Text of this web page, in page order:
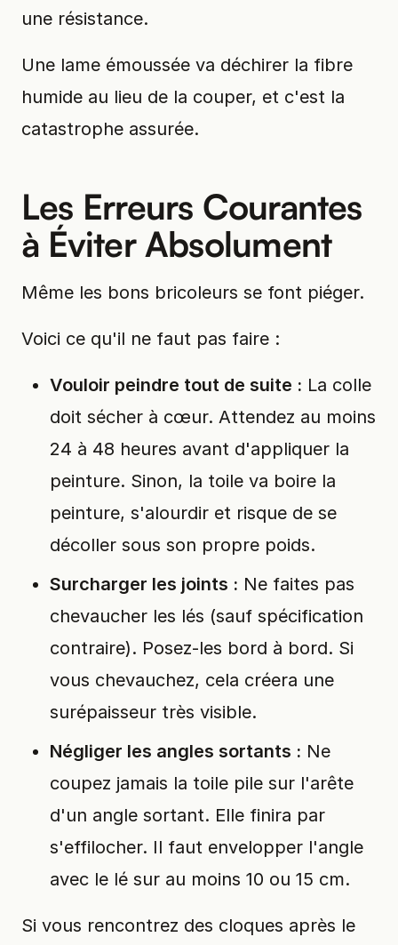
une résistance.
Une lame émoussée va déchirer la fibre
humide au lieu de la couper, et c'est la
catastrophe assurée.
Les Erreurs Courantes
à Éviter Absolument
Même les bons bricoleurs se font piéger.
Voici ce qu'il ne faut pas faire :
Vouloir peindre tout de suite : La colle
doit sécher à cœur. Attendez au moins
24 à 48 heures avant d'appliquer la
peinture. Sinon, la toile va boire la
peinture, s'alourdir et risque de se
décoller sous son propre poids.
Surcharger les joints : Ne faites pas
chevaucher les lés (sauf spécification
contraire). Posez-les bord à bord. Si
vous chevauchez, cela créera une
surépaisseur très visible.
Négliger les angles sortants : Ne
coupez jamais la toile pile sur l'arête
d'un angle sortant. Elle finira par
s'effilocher. Il faut envelopper l'angle
avec le lé sur au moins 10 ou 15 cm.
Si vous rencontrez des cloques après le